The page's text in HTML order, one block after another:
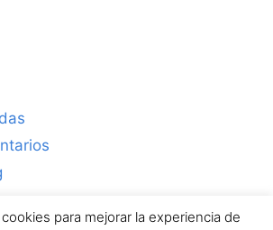
para mejorar la experiencia de